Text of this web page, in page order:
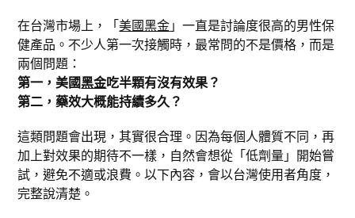
在台灣市場上，「美國黑金」一直是討論度很高的男性保
健產品。不少人第一次接觸時，最常問的不是價格，而是
兩個問題：
第一，美國黑金吃半顆有沒有效果？
第二，藥效大概能持續多久？
這類問題會出現，其實很合理。因為每個人體質不同，再
加上對效果的期待不一樣，自然會想從「低劑量」開始嘗
試，避免不適或浪費。以下內容，會以台灣使用者角度，
完整說清楚。